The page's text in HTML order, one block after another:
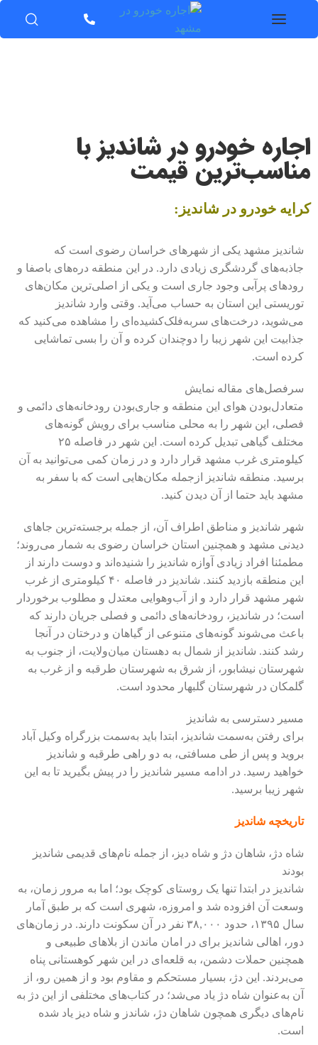
اجاره خودرو در شاندیز با
مناسب‌ترین قیمت
کرایه خودرو در شاندیز:
شاندیز مشهد یکی از شهرهای خراسان رضوی است که
جاذبه‌های گردشگری زیادی دارد. در این منطقه دره‌های باصفا و
رودهای پرآبی وجود جاری است و یکی از اصلی‌ترین مکان‌های
توریستی این استان به حساب می‌آید. وقتی وارد شاندیز
می‌شوید، درخت‌های سربه‌فلک‌کشیده‌ای را مشاهده می‌کنید که
جذابیت این شهر زیبا را دوچندان کرده و آن را بسی تماشایی
کرده‌ است.
سرفصل‌های مقاله نمایش
متعادل‌بودن هوای این منطقه و جاری‌بودن رودخانه‌های دائمی و
فصلی، این شهر را به محلی مناسب برای رویش گونه‌های
مختلف گیاهی تبدیل کرده است. این شهر در فاصله ۲۵
کیلومتری غرب مشهد قرار دارد و در زمان کمی می‌توانید به آن
برسید. منطقه شاندیز ازجمله مکان‌هایی است که با سفر به
مشهد باید حتما از آن دیدن کنید.
شهر شاندیز و مناطق اطراف آن، از جمله برجسته‌ترین جاهای
دیدنی مشهد و همچنین استان خراسان رضوی به شمار می‌روند؛
مطمئنا افراد زیادی آوازه شاندیز را شنیده‌اند و دوست دارند از
این منطقه بازدید کنند. شاندیز در فاصله ۴۰ کیلومتری از غرب
شهر مشهد قرار دارد و از آب‌وهوایی معتدل و مطلوب برخوردار
است؛ در شاندیز، رودخانه‌های دائمی و فصلی جریان دارند که
باعث می‌شوند گونه‌های متنوعی از گیاهان و درختان در آنجا
رشد کنند. شاندیز از شمال به دهستان میان‌ولایت، از جنوب به
شهرستان نیشابور، از شرق به شهرستان طرقبه و از غرب به
گلمکان در شهرستان گلبهار محدود است.
مسیر دسترسی به شاندیز
برای رفتن به‌سمت شاندیز، ابتدا باید به‌سمت بزرگراه وکیل آباد
بروید و پس از طی مسافتی، به دو راهی طرقبه و شاندیز
خواهید رسید. در ادامه مسیر شاندیز را در پیش بگیرید تا به این
شهر زیبا برسید.
تاریخچه شاندیز
شاه دژ، شاهان دژ و شاه دیز، از جمله نام‌های قدیمی شاندیز
بودند
شاندیز در ابتدا تنها یک روستای کوچک بود؛ اما به مرور زمان، به
وسعت آن افزوده شد و امروزه، شهری است که بر طبق آمار
سال ۱۳۹۵، حدود ۳۸,۰۰۰ نفر در آن سکونت دارند. در زمان‌های
دور، اهالی شاندیز برای در امان ماندن از بلاهای طبیعی و
همچنین حملات دشمن، به قلعه‌ای در این شهر کوهستانی پناه
‌می‌بردند. این دژ، بسیار مستحکم و مقاوم بود و از همین رو، از
آن به‌عنوان شاه دژ یاد می‌شد؛ در کتاب‌های مختلفی از این دژ به
نام‌های دیگری همچون شاهان دژ، شاندز و شاه دیز یاد شده
است.